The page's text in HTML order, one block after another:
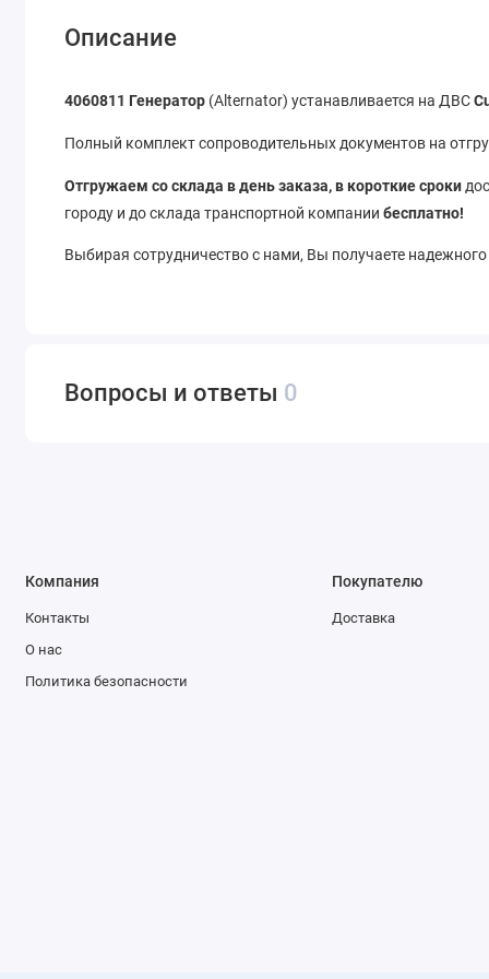
Описание
4060811 Генератор (Alternator) устанавливается на ДВС
Полный комплект сопроводительных документов на
Отгружаем со склада в день заказа, в короткие сроки
городу и до склада транспортной компаниибесплатно!
Выбирая сотрудничество с нами, Вы получаете
Вопросы и ответы 0
Компания
Контакты
О нас
Политика безопасности
Покупателю
Доставка